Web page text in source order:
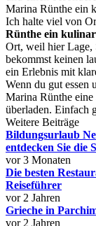
Marina Rünthe ein
Ich halte viel von
Rünthe ein
Ort, weil hier Lage,
bekommst keinen
ein Erlebnis mit
Wenn du gut essen
Marina Rünthe
überladen. Einfach
Weitere Beiträge
Bildungsurlaub
entdecken Sie die
vor 3 Monaten
Die besten
Reiseführer
vor 2 Jahren
Grieche in
vor 2 Jahren